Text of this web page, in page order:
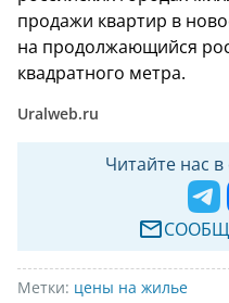
продажи квартир в
на продолжающийся
квадратного метра.
Uralweb.ru
Читайте нас
Метки: цены на жилье